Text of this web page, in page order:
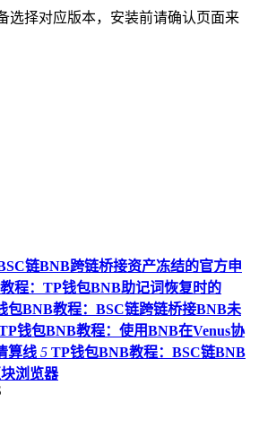
选择对应版本，安装前请确认页面来
链BNB跨链桥接资产冻结的官方申
程：TP钱包BNB助记词恢复时的
包BNB教程：BSC链跨链桥接BNB未
钱包BNB教程：使用BNB在Venus协
算线 5 TP钱包BNB教程：BSC链BNB
浏览器